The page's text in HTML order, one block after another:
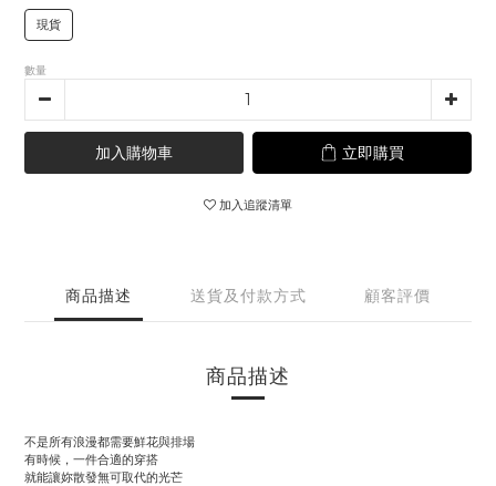
現貨
數量
加入購物車 立即購買
加入追蹤清單
商品描述 送貨及付款方式 顧客評價
商品描述
不是所有浪漫都需要鮮花與排場
有時候，一件合適的穿搭
就能讓妳散發無可取代的光芒